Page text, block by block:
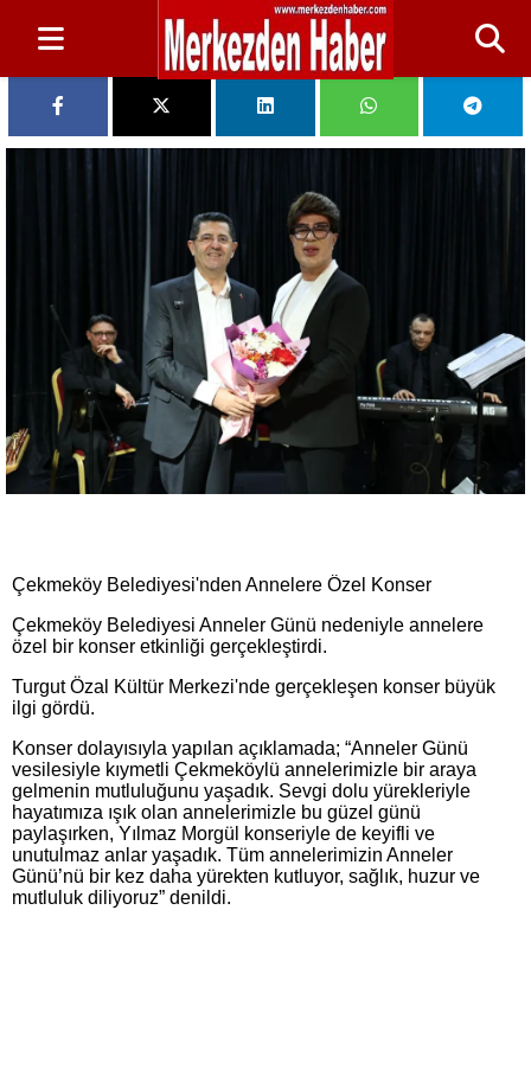
Çekmeköy Belediyesi'nden Annelere Özel Konser
Çekmeköy Belediyesi Anneler Günü nedeniyle annelere
özel bir konser etkinliği gerçekleştirdi.
Turgut Özal Kültür Merkezi'nde gerçekleşen konser büyük
ilgi gördü.
Konser dolayısıyla yapılan açıklamada; “Anneler Günü
vesilesiyle kıymetli Çekmeköylü annelerimizle bir araya
gelmenin mutluluğunu yaşadık. Sevgi dolu yürekleriyle
hayatımıza ışık olan annelerimizle bu güzel günü
paylaşırken, Yılmaz Morgül konseriyle de keyifli ve
unutulmaz anlar yaşadık. Tüm annelerimizin Anneler
Günü’nü bir kez daha yürekten kutluyor, sağlık, huzur ve
mutluluk diliyoruz” denildi.